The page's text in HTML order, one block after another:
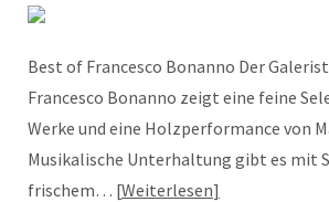
Best of Francesco Bonanno Der
Francesco Bonanno zeigt eine feine
Werke und eine Holzperformance von
Musikalische Unterhaltung gibt es mit
frischem… Weiterlesen